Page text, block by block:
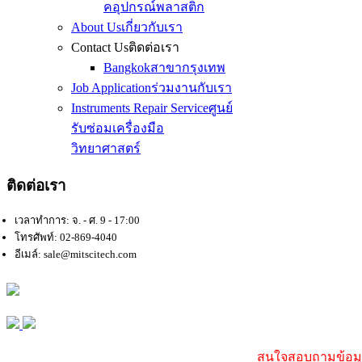
คอุปกรณ์พลาสติก
About Usเกี่ยวกับเรา
Contact Usติดต่อเรา
Bangkokสาขากรุงเทพ
Job Applicationร่วมงานกับเรา
Instruments Repair Serviceศูนย์
รับซ่อมเครื่องมือ
วิทยาศาสตร์
ติดต่อเรา
เวลาทำการ: จ. - ศ. 9 - 17:00
โทรศัพท์: 02-869-4040
อีเมล์: sale@mitscitech.com
สนใจสอบถามข้อ